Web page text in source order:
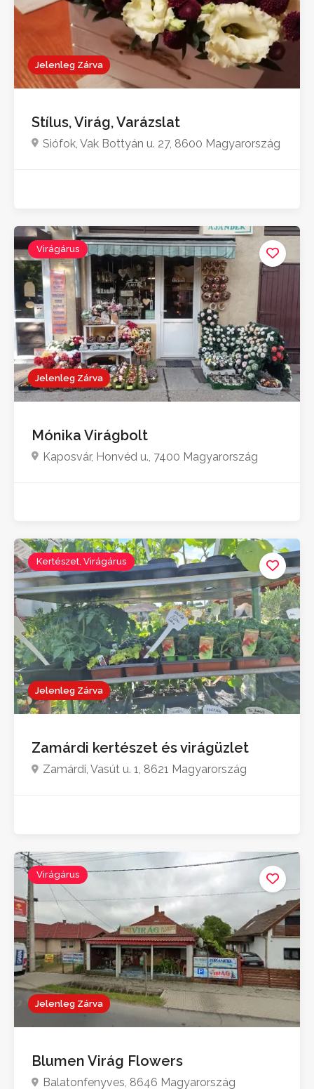
Jelenleg Zárva
Stílus, Virág, Varázslat
Siófok, Vak Bottyán u. 27, 8600 Magyarország
Jelenleg Zárva
Virágárus
Mónika Virágbolt
Kaposvár, Honvéd u., 7400 Magyarország
Jelenleg Zárva
Kertészet, Virágárus
Zamárdi kertészet és virágüzlet
Zamárdi, Vasút u. 1, 8621 Magyarország
Jelenleg Zárva
Virágárus
Blumen Virág Flowers
Balatonfenyves, 8646 Magyarország